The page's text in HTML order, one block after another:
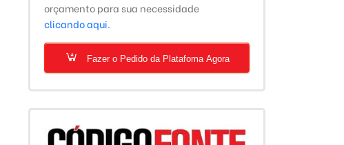
orçamento para sua necessidade
clicando aqui.
Fazer o Pedido da Platafoma Agora